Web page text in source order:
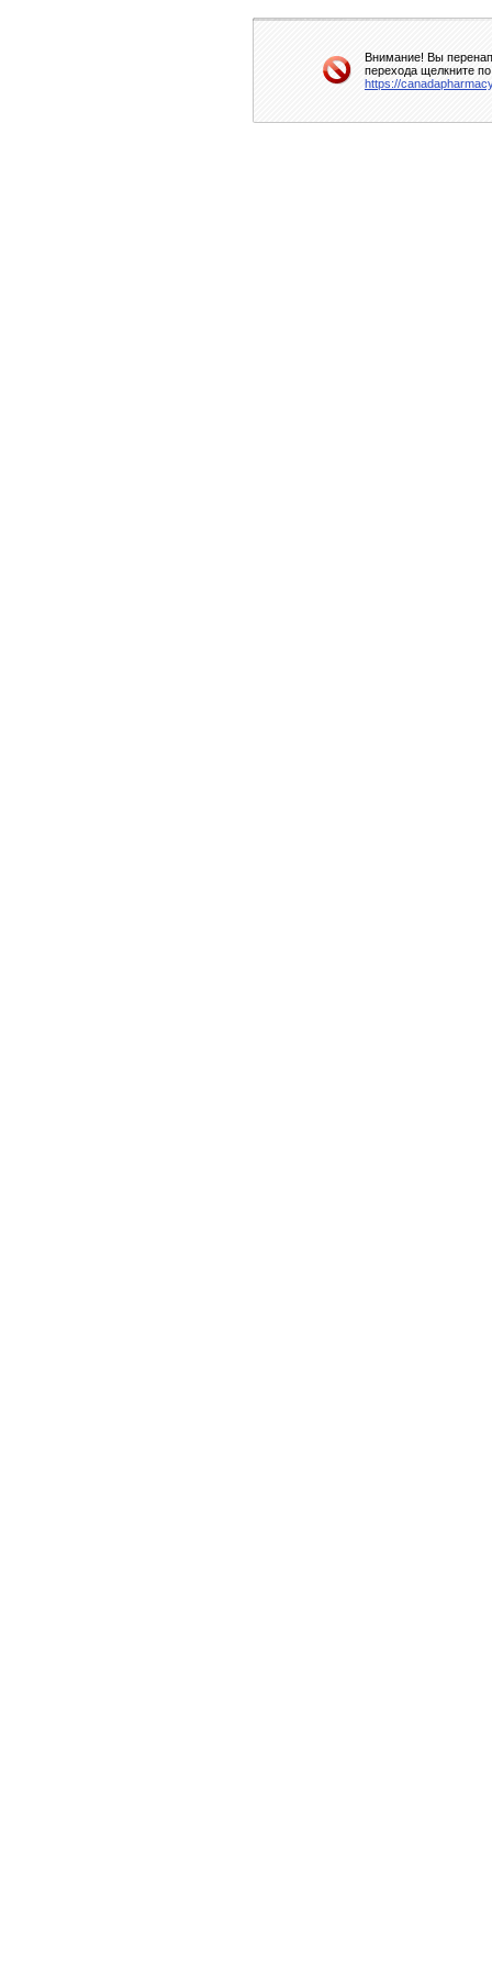
Внимание! Вы
перехода щелкните
https://